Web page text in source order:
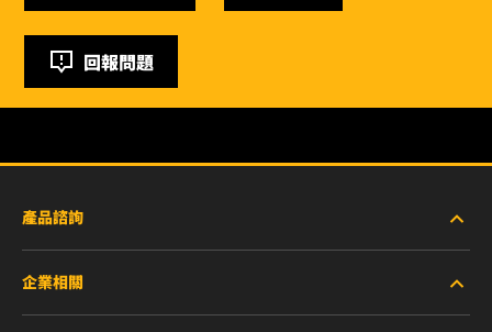
回報問題
產品諮詢
重型設備車輛
企業相關